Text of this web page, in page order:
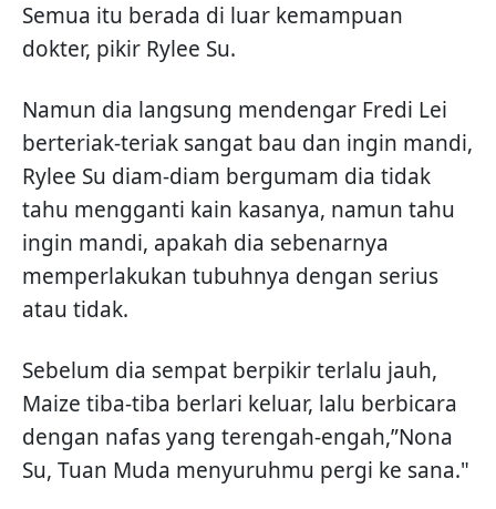
Semua itu berada di luar kemampuan
dokter, pikir Rylee Su.
Namun dia langsung mendengar Fredi Lei
berteriak-teriak sangat bau dan ingin mandi,
Rylee Su diam-diam bergumam dia tidak
tahu mengganti kain kasanya, namun tahu
ingin mandi, apakah dia sebenarnya
memperlakukan tubuhnya dengan serius
atau tidak.
Sebelum dia sempat berpikir terlalu jauh,
Maize tiba-tiba berlari keluar, lalu berbicara
dengan nafas yang terengah-engah,”Nona
Su, Tuan Muda menyuruhmu pergi ke sana."